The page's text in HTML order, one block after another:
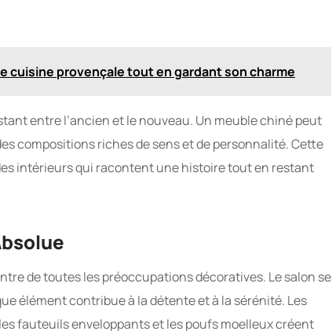
cuisine provençale tout en gardant son charme
entre l’ancien et le nouveau. Un meuble chiné peut
compositions riches de sens et de personnalité. Cette
intérieurs qui racontent une histoire tout en restant
de toutes les préoccupations décoratives. Le salon se
élément contribue à la détente et à la sérénité. Les
fauteuils enveloppants et les poufs moelleux créent